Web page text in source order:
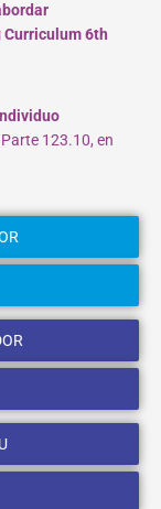
6th
123.10, en